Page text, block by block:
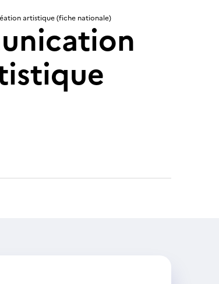
artistique (fiche nationale)